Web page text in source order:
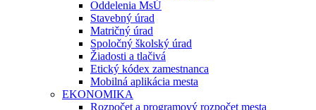
Oddelenia MsÚ
Stavebný úrad
Matričný úrad
Spoločný školský úrad
Žiadosti a tlačivá
Etický kódex zamestnanca
Mobilná aplikácia mesta
EKONOMIKA
Rozpočet a programový rozpočet mesta